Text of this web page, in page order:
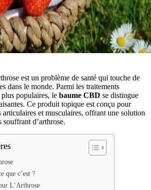
est un problème de santé qui touche de
dans le monde. Parmi les traitements
populaires, le baume CBD se distingue
Ce produit topique est conçu pour
articulaires et musculaires, offrant une solution
d’arthrose.
que c’est ?
L’Arthrose